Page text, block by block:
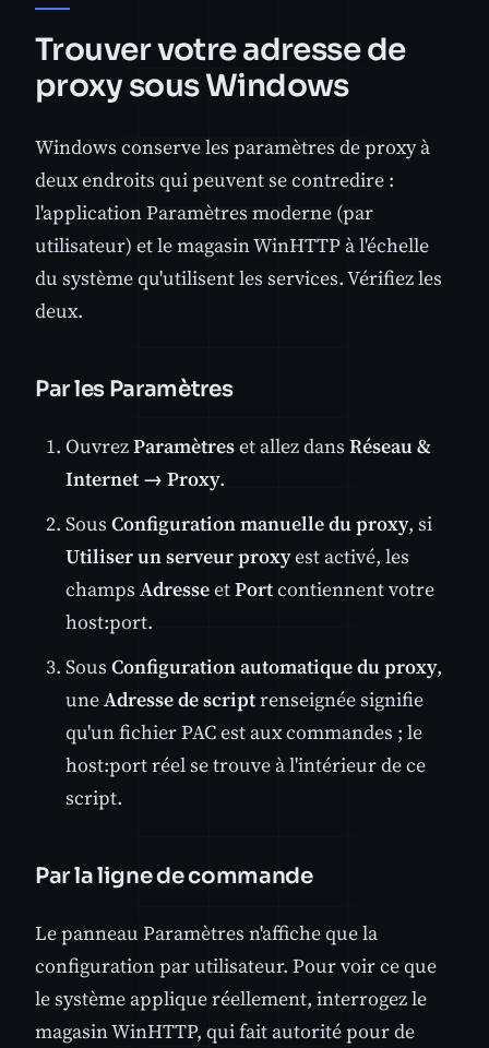
Trouver votre adresse de
proxy sous Windows
Windows conserve les paramètres de proxy à
deux endroits qui peuvent se contredire :
l'application Paramètres moderne (par
utilisateur) et le magasin WinHTTP à l'échelle
du système qu'utilisent les services. Vérifiez les
deux.
Par les Paramètres
OuvrezParamètreset allez dans Réseau &
Internet → Proxy.
Sous Configuration manuelle du proxy, si
Utiliser un serveur proxyest activé, les
champs AdresseetPortcontiennent votre
host:port.
Sous Configuration automatique du proxy,
uneAdresse de scriptrenseignée signifie
qu'un fichier PAC est aux commandes ; le
host:port réel se trouve à l'intérieur de ce
script.
Par la ligne de commande
Le panneau Paramètres n'affiche que la
configuration par utilisateur. Pour voir ce que
le système applique réellement, interrogez le
magasin WinHTTP, qui fait autorité pour de